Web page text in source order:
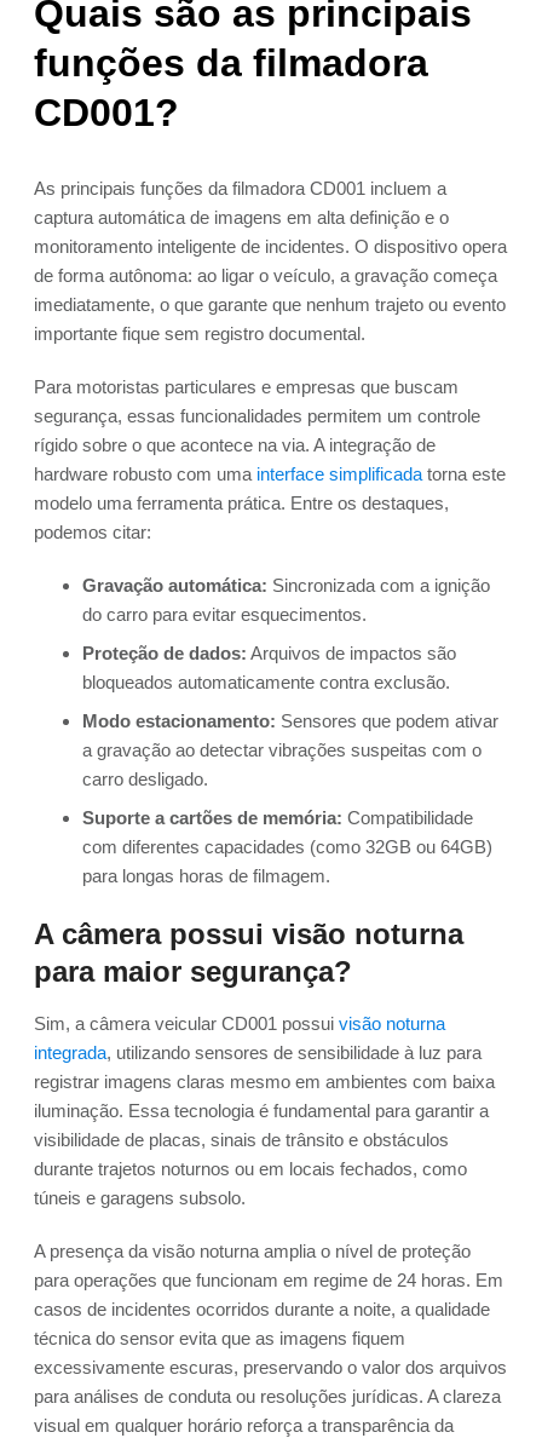
Quais são as principais
funções da filmadora
CD001?
As principais funções da filmadora CD001 incluem a
captura automática de imagens em alta definição e o
monitoramento inteligente de incidentes. O dispositivo opera
de forma autônoma: ao ligar o veículo, a gravação começa
imediatamente, o que garante que nenhum trajeto ou evento
importante fique sem registro documental.
Para motoristas particulares e empresas que buscam
segurança, essas funcionalidades permitem um controle
rígido sobre o que acontece na via. A integração de
hardware robusto com uma interface simplificada torna este
modelo uma ferramenta prática. Entre os destaques,
podemos citar:
Gravação automática: Sincronizada com a ignição
do carro para evitar esquecimentos.
Proteção de dados: Arquivos de impactos são
bloqueados automaticamente contra exclusão.
Modo estacionamento: Sensores que podem ativar
a gravação ao detectar vibrações suspeitas com o
carro desligado.
Suporte a cartões de memória: Compatibilidade
com diferentes capacidades (como 32GB ou 64GB)
para longas horas de filmagem.
A câmera possui visão noturna
para maior segurança?
Sim, a câmera veicular CD001 possui visão noturna
integrada, utilizando sensores de sensibilidade à luz para
registrar imagens claras mesmo em ambientes com baixa
iluminação. Essa tecnologia é fundamental para garantir a
visibilidade de placas, sinais de trânsito e obstáculos
durante trajetos noturnos ou em locais fechados, como
túneis e garagens subsolo.
A presença da visão noturna amplia o nível de proteção
para operações que funcionam em regime de 24 horas. Em
casos de incidentes ocorridos durante a noite, a qualidade
técnica do sensor evita que as imagens fiquem
excessivamente escuras, preservando o valor dos arquivos
para análises de conduta ou resoluções jurídicas. A clareza
visual em qualquer horário reforça a transparência da